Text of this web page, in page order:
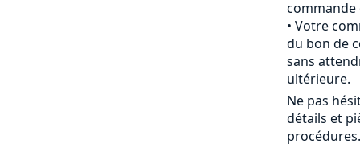
commande
Votre
du bon de
sans
ultérieure.
Ne pas
détails et
procédures.